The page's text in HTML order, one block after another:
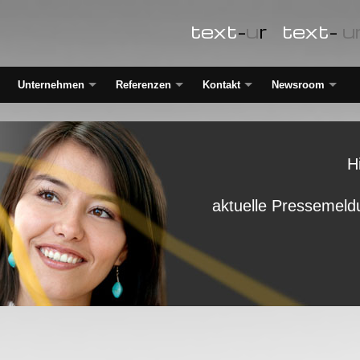
text-ur text-
Unternehmen Referenzen Kontakt Newsroom
aktuelle